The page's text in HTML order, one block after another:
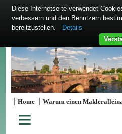
|Home |Warum einen
≡
Diese Internetseite verwendet
verbessern und den Benutzern
bereitzustellen.
Details